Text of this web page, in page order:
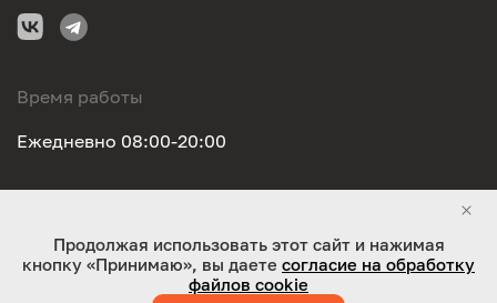
Время работы
Ежедневно 08:00-20:00
ООО "Оригинал-сервис". Все права защищены 2026
Продолжая использовать этот сайт и нажимая
кнопку «Принимаю», вы даете согласие на обработку
файлов cookie